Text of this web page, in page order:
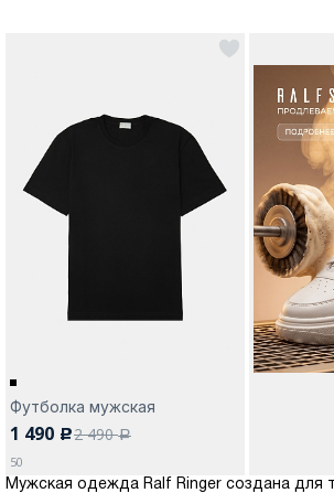
Аутлет
Акции / Новости
Да, все верно
Футболка мужская
1 490 c2 490a
50
Мужская одежда Ralf Ringer создана для